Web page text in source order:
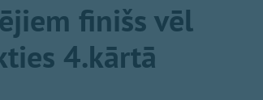
finišs vēl
4.kārtā